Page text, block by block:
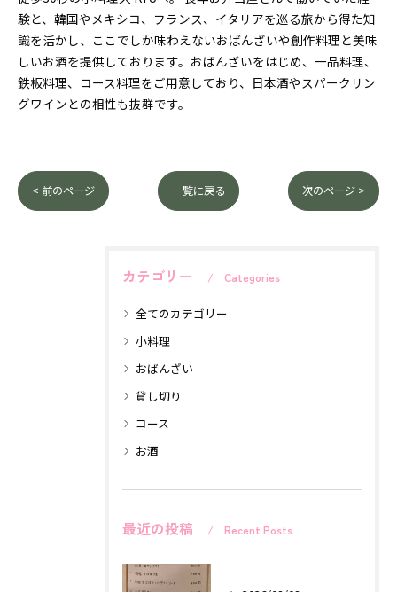
験と、韓国やメキシコ、フランス、イタリアを巡る旅から得た知
識を活かし、ここでしか味わえないおばんざいや創作料理と美味
しいお酒を提供しております。おばんざいをはじめ、一品料理、
鉄板料理、コース料理をご用意しており、日本酒やスパークリン
グワインとの相性も抜群です。
< 前のページ 一覧に戻る 次のページ >
カテゴリー Categories
全てのカテゴリー
小料理
おばんざい
貸し切り
コース
お酒
最近の投稿 Recent Posts